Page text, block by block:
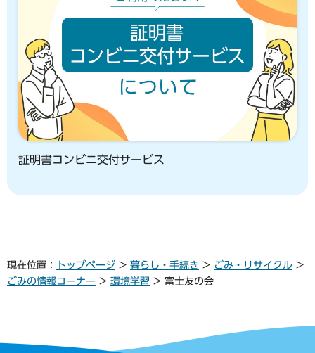
証明書コンビニ交付サービス
現在位置： トップページ > 暮らし・手続き > ごみ・リサイクル >
ごみの情報コーナー > 環境学習 > 富士友の会